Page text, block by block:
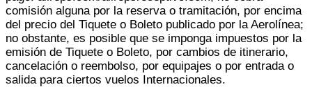
comisión alguna por la reserva o tramitación, por encima
del precio del Tiquete o Boleto publicado por la Aerolínea;
no obstante, es posible que se imponga impuestos por la
emisión de Tiquete o Boleto, por cambios de itinerario,
cancelación o reembolso, por equipajes o por entrada o
salida para ciertos vuelos Internacionales.